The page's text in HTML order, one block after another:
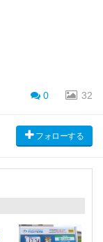
0 32
フォローする